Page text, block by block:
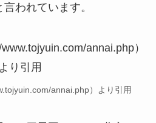
われています。
annai.php）より引用